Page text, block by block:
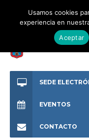
SEDE
EVENTOS
CONTACTO
Usamos cookies
experiencia en
Aceptar